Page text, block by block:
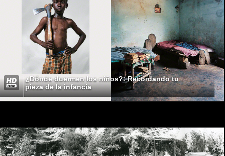
¿Dónde duermen los niños?: Recordando tu
pieza de la infancia